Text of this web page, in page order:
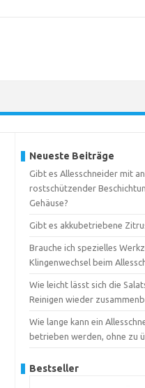
Neueste Beiträge
Gibt es Allesschneider mit
rostschützender
Gehäuse?
Gibt es akkubetriebene
Brauche ich spezielles
Klingenwechsel beim
Wie leicht lässt sich die
Reinigen wieder
Wie lange kann ein
betrieben werden, ohne zu
Bestseller